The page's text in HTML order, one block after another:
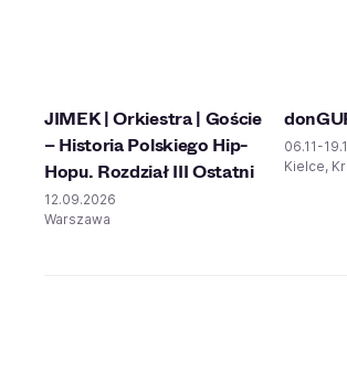
JIMEK | Orkiestra | Goście
– Historia Polskiego Hip-
Hopu. Rozdział III Ostatni
12.09.2026
Warszawa
06.11-
Kielce,